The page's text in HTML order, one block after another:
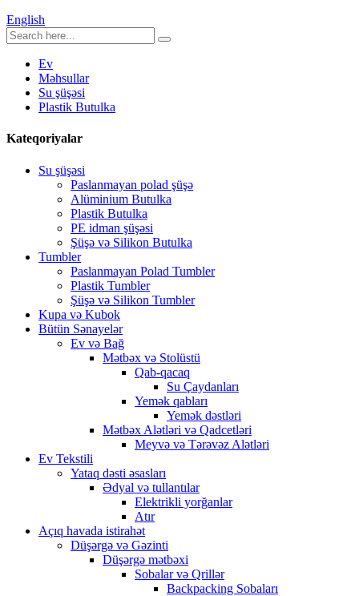
English
Ev
Məhsullar
Su şüşəsi
Plastik Butulka
Kateqoriyalar
Su şüşəsi
Paslanmayan polad şüşə
Alüminium Butulka
Plastik Butulka
PE idman şüşəsi
Şüşə və Silikon Butulka
Tumbler
Paslanmayan Polad Tumbler
Plastik Tumbler
Şüşə və Silikon Tumbler
Kupa və Kubok
Bütün Sənayelər
Ev və Bağ
Mətbəx və Stolüstü
Qab-qacaq
Su Çaydanları
Yemək qabları
Yemək dəstləri
Mətbəx Alətləri və Qadcetləri
Meyvə və Tərəvəz Alətləri
Ev Tekstili
Yataq dəsti əsasları
Ədyal və tullantılar
Elektrikli yorğanlar
Atır
Açıq havada istirahət
Düşərgə və Gəzinti
Düşərgə mətbəxi
Sobalar və Qrillər
Backpacking Sobaları